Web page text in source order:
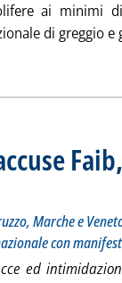
ai minimi
di greggio e
Lazio, Abruzzo,
Marche e
con
ed